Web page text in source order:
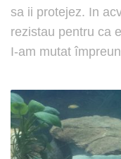
sa ii protejez. In
rezistau pentru ca
I-am mutat